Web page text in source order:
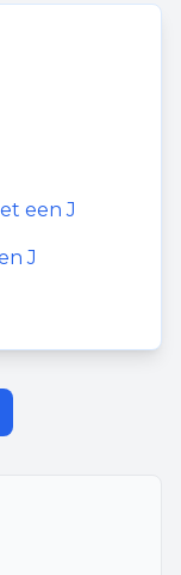
eenJ
J